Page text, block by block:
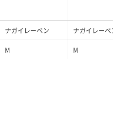
ナガイレーベン ナガイレーベ
M M